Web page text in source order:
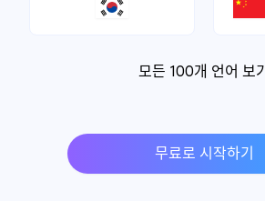
모든 100개 언어 보기
무료로 시작하기